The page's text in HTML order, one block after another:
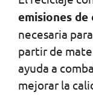
emisiones de
necesaria
partir de
ayuda a
mejorar la